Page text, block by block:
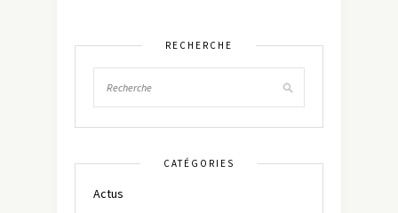
RECHERCHE
CATÉGORIES
Actus